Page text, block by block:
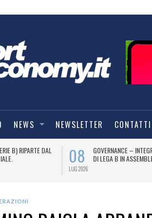
NEWS NEWSLETTER CONTATTI
B) RIPARTE DAL
08
LUG 2026
GOVERNANCE –
DI LEGA B IN